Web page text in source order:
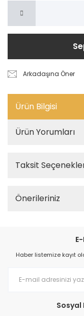
Arkadaşına Öner
Ürün Bilgisi
Ürün Yorumları
Taksit
Önerileriniz
Haber listemize kayıt
Sosyal